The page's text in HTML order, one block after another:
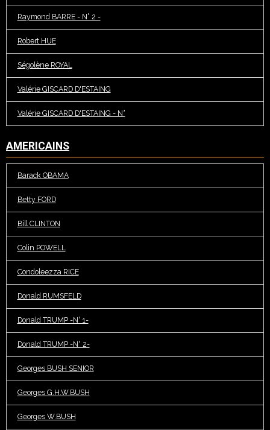
Raymond BARRE - N° 2 -
Robert HUE
Ségolène ROYAL
Valérie GISCARD D'ESTAING
Valérie GISCARD D'ESTAING - N°
AMERICAINS
Barack OBAMA
Betty FORD
Bill CLINTON
Colin POWELL
Condoleezza RICE
Donald RUMSFELD
Donald TRUMP -N° 1-
Donald TRUMP -N° 2-
Georges BUSH SENIOR
Georges G.H.W.BUSH
Georges W.BUSH